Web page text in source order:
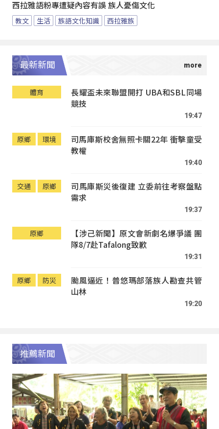
西拉雅語粉專遭疑內容有誤 族人憂傷文化
教文 生活 族語文化知識 西拉雅族
最新新聞
體育
長耀盃未來聯盟開打 UBA和SBL同場
競技
19:47
原鄉 環境
司馬庫斯校舍無照卡關22年 衝擊童受
教權
19:40
交通 原鄉
司馬庫斯災後復建 立委前往考察盤點
需求
19:37
原鄉
【涉己新聞】原文會新劇名爆爭議 團
隊8/7赴Tafalong致歉
19:31
原鄉 防災
颱風逼近！普悠瑪部落族人勘查共管
山林
19:20
推薦新聞